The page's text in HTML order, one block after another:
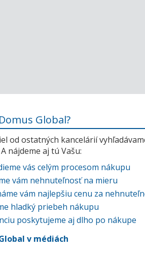
Global?
od ostatných kancelárií
nájdeme aj tú Vašu:
vás celým procesom nákupu
vám nehnuteľnosť na mieru
vám najlepšiu cenu za
hladký priebeh nákupu
poskytujeme aj dlho po nákupe
v médiách